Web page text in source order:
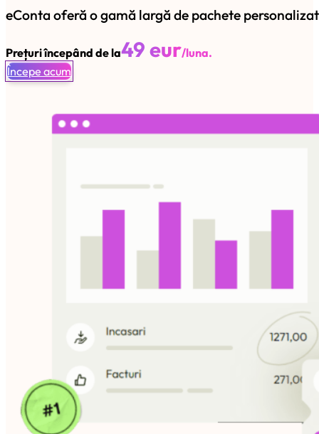
eConta oferă o gamă largă de pachete
Prețuri începând de la49 eur/luna.
Începe acum